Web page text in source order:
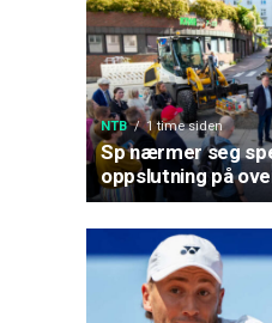
NTB 1 time siden
Sp nærmer seg
oppslutning på